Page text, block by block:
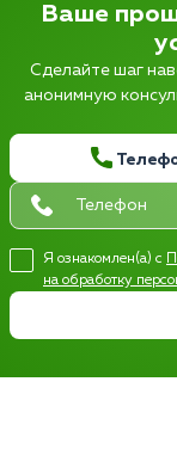
Ваше
Сделайте шаг
анонимную
Я ознакомлен(а) с
на обработку